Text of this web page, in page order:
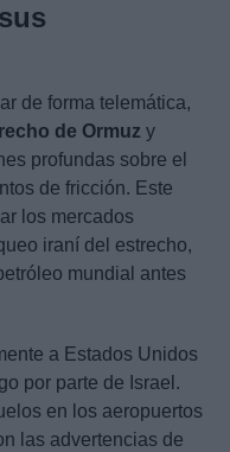
de forma telemática,
de Ormuz y
profundas sobre el
de fricción. Este
los mercados
iraní del estrecho,
mundial antes
a Estados Unidos
por parte de Israel.
en los aeropuertos
las advertencias de